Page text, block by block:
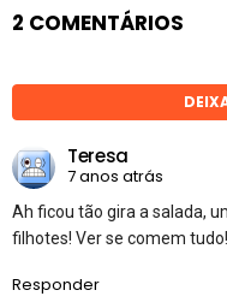
2 COMENTÁRIOS
Teresa
7 anos atrás
Ah ficou tão gira a salada,
filhotes! Ver se comem
Responder